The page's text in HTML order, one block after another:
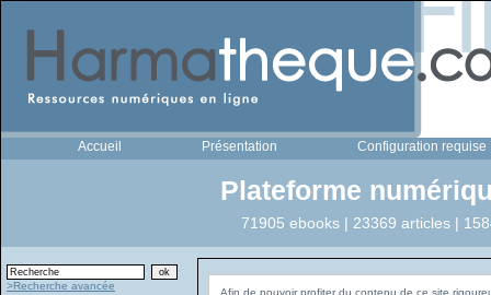
Accueil Présentation Configuration requise
Plateforme
71905 ebooks | 23369 articles |
>Recherche avancée
Afin de pouvoir profiter du contenu de ce site